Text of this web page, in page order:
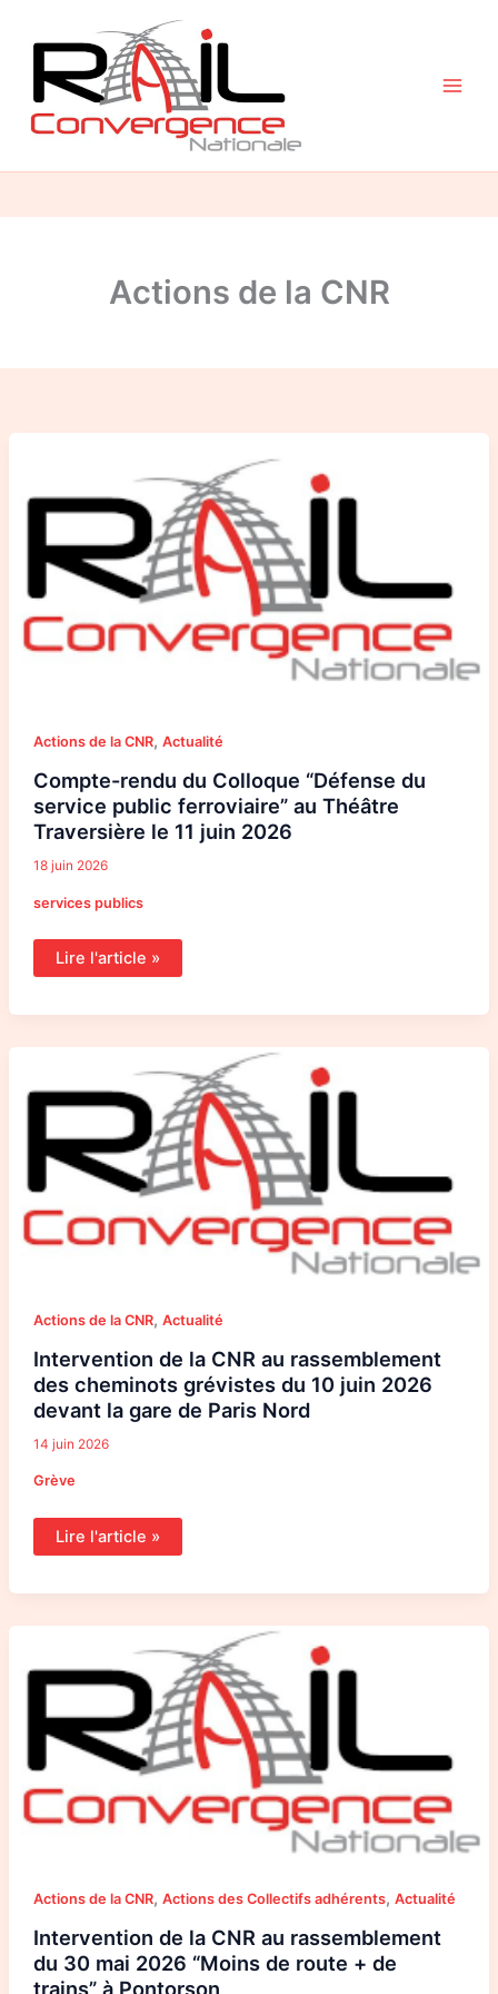
contenu
Actions de la CNR
Actions de la CNR, Actualité
Compte-rendu du Colloque “Défense du
service public ferroviaire” au Théâtre
Traversière le 11 juin 2026
18 juin 2026
services publics
Compte-
“Défense
du
public
ferroviaire”
au
Théâtre
Traversière
le
11
juin
Lire l'article »
Actions de la CNR, Actualité
Intervention de la CNR au rassemblement
des cheminots grévistes du 10 juin 2026
devant la gare de Paris Nord
14 juin 2026
Grève
Intervention
la
CNR
rassemblement
des
cheminots
grévistes
10
juin
2026
Paris
Lire l'article »
Actions de la CNR, Actions des Collectifs adhérents, Actualité
Intervention de la CNR au rassemblement
du 30 mai 2026 “Moins de route + de
trains” à Pontorson
Intervention
la
CNR
rassemblement
30
mai
“Moins
de
route
Pontorson